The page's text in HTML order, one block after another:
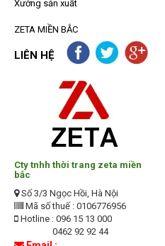
Xưởng sản xuất
ZETA MIỀN BẮC
LIÊN HỆ
Cty tnhh thời trang zeta miền
bắc
Số 3/3 Ngọc Hồi, Hà Nội
Mã số thuế : 0106776956
Hotline : 096 15 13 000
0462 92 92 44